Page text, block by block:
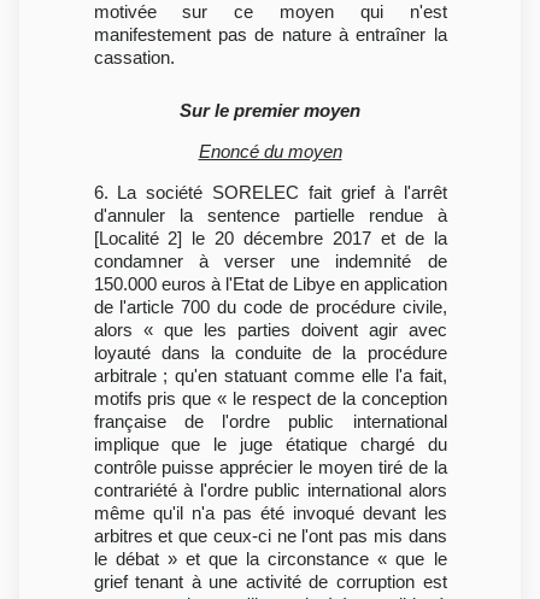
motivée sur ce moyen qui n'est
manifestement pas de nature à entraîner la
cassation.
Sur le premier moyen
Enoncé du moyen
6. La société SORELEC fait grief à l'arrêt
d'annuler la sentence partielle rendue à
[Localité 2] le 20 décembre 2017 et de la
condamner à verser une indemnité de
150.000 euros à l'Etat de Libye en application
de l'article 700 du code de procédure civile,
alors « que les parties doivent agir avec
loyauté dans la conduite de la procédure
arbitrale ; qu'en statuant comme elle l'a fait,
motifs pris que « le respect de la conception
française de l'ordre public international
implique que le juge étatique chargé du
contrôle puisse apprécier le moyen tiré de la
contrariété à l'ordre public international alors
même qu'il n'a pas été invoqué devant les
arbitres et que ceux-ci ne l'ont pas mis dans
le débat » et que la circonstance « que le
grief tenant à une activité de corruption est